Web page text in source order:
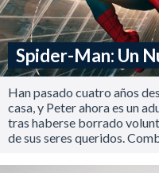
Spider-Man: Un
Han pasado cuatro años
casa, y Peter ahora es un
tras haberse borrado
de sus seres queridos.